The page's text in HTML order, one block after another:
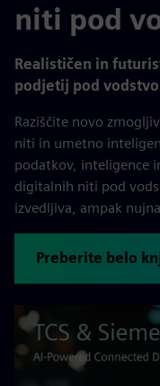
niti pod
Realističen in
podjetij pod
Raziščite novo
niti in umetno
podatkov, inteligence
digitalnih niti pod
izvedljiva, ampak
Preberite belo